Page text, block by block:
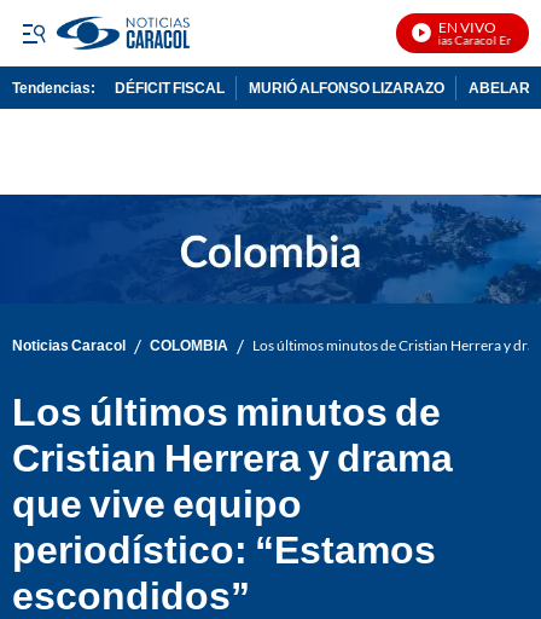
EN VIVO
Noticias Caracol En Vivo
Tendencias: DÉFICIT FISCAL MURIÓ ALFONSO LIZARAZO
Noticias Caracol / COLOMBIA / Los últimos minutos de Cristian Herrera y
Los últimos minutos de
Cristian Herrera y drama
que vive equipo
periodístico: “Estamos
escondidos”